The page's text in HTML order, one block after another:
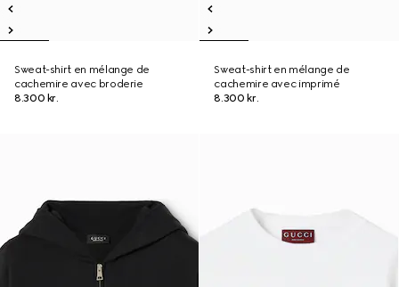
Sweat-shirt en mélange de
cachemire avec broderie
8.300 kr.
Sweat-shirt en mélange de
cachemire avec imprimé
8.300 kr.